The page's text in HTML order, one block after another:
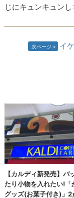
じにキュンキュン
次ページ イ